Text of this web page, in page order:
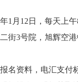
月12日，每天上午
3号院，旭辉空港
资料，电汇支付